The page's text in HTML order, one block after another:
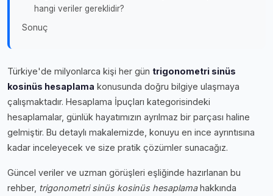
hangi veriler gereklidir?
Sonuç
Türkiye'de milyonlarca kişi her gün trigonometri sinüs
kosinüs hesaplama konusunda doğru bilgiye ulaşmaya
çalışmaktadır. Hesaplama İpuçları kategorisindeki
hesaplamalar, günlük hayatımızın ayrılmaz bir parçası haline
gelmiştir. Bu detaylı makalemizde, konuyu en ince ayrıntısına
kadar inceleyecek ve size pratik çözümler sunacağız.
Güncel veriler ve uzman görüşleri eşliğinde hazırlanan bu
rehber, trigonometri sinüs kosinüs hesaplamahakkında